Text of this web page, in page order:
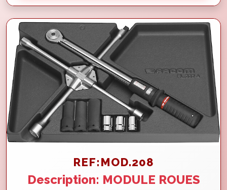
REF:MOD.208
Description: MODULE ROUES